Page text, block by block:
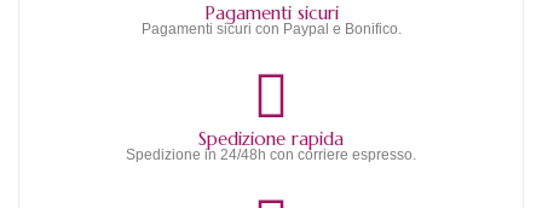
Pagamenti sicuri
Pagamenti sicuri con Paypal e Bonifico.
Spedizione rapida
Spedizione in 24/48h con corriere espresso.